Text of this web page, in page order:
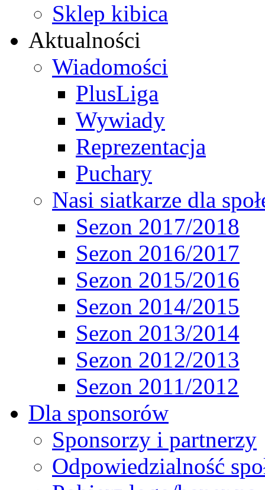
Sklep kibica
Aktualności
Wiadomości
PlusLiga
Wywiady
Reprezentacja
Puchary
Nasi siatkarze dla
Sezon 2017/2018
Sezon 2016/2017
Sezon 2015/2016
Sezon 2014/2015
Sezon 2013/2014
Sezon 2012/2013
Sezon 2011/2012
Dla sponsorów
Sponsorzy i partnerzy
Odpowiedzialność